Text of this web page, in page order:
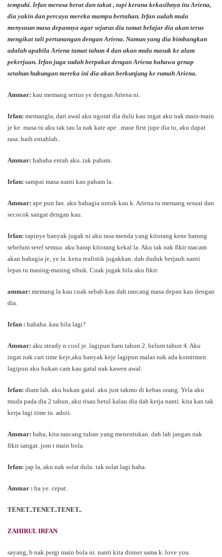
tempuhi. Irfan merasa berat dan takut , tapi kerana kekasihnya itu Ariena,
dia yakin dan percaya mereka mampu bertahan. Irfan sudah mula
menyusun masa depannya agar sejurus dia tamat belajar dia akan terus
mengikat tali pertunangan dengan Ariena. Namun yang dia bimbangkan
adalah apabila Ariena tamat tahun 4 dan akan mula masuk ke alam
pekerjaan. Irfan juga sudah berpakat dengan Ariena bahawa genap
setahun hubungan mereka ini dia akan berkunjung ke rumah Ariena.
Ammar: kau memang serius ye dengan Ariena ni.
Irfan: memangla, dari awal aku ngorat dia dulu kau ingat aku nak main-main
je ke. masa tu aku tak tau la nak kate ape ..mase first jupe dia tu, aku dapat
rasa..haih entahlah..
Ammar: hahaha entah aku..tak paham.
Irfan: sampai masa nanti kau paham la.
Ammar: ape pun fan. aku bahagia untuk kau k. Ariena tu memang sesuai dan
secocok sangat dengan kau.
Irfan: tapinye banyak jugak ni aku rasa menda yang kitorang kene harung
sebelum setel semua. aku harap kitorang kekal la. Aku tak nak fikir macam
akan bahagia je, ye la..kena realistik jugakkan. dah duduk berjauh nanti
lepas tu masing-masing sibuk. Cuak jugak bila aku fikir.
ammar: memang la kau cuak sebab kau dah rancang masa depan kau dengan
dia.
Irfan : hahaha. kau bila lagi?
Ammar: aku steady n cool je. lagipun baru tahun 2. belum tahun 4. Aku
ingat nak cari time keje,aku banyak keje lagipun malas nak ada komitmen.
lagipun aku bukan cam kau gatal nak kawen awal.
Irfan: diam lah. aku bukan gatal. aku just takmo di kebas orang. Yela aku
muda pada dia 2 tahun, aku risau betul kalau dia dah kerja nanti. kita kan tak
kerja lagi time tu. adoii.
Ammar: haha, kita rancang tuhan yang menentukan. dah lah jangan nak
fikir sangat. jom r main bola.
Irfan: jap la, aku nak solat dulu. tak solat lagi haha.
Ammar : ha ye. cepat.
TENET..TENET..TENET..
ZAHIRUL IRFAN
sayang, b nak pergi main bola ni. nanti kita dinner sama k. love you.